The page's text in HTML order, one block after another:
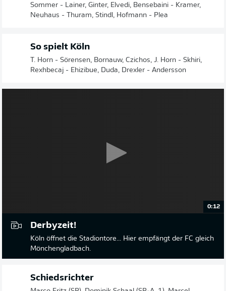
Sommer - Lainer, Ginter, Elvedi, Bensebaini - Kramer,
Neuhaus - Thuram, Stindl, Hofmann - Plea
So spielt Köln
T. Horn - Sörensen, Bornauw, Czichos, J. Horn - Skhiri,
Rexhbecaj - Ehizibue, Duda, Drexler - Andersson
0:12
Derbyzeit!
Köln öffnet die Stadiontore... Hier empfängt der FC gleich
Mönchengladbach.
Schiedsrichter